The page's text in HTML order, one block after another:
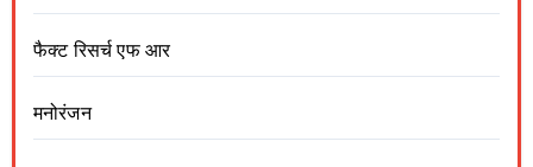
फैक्ट रिसर्च एफ आर
मनोरंजन